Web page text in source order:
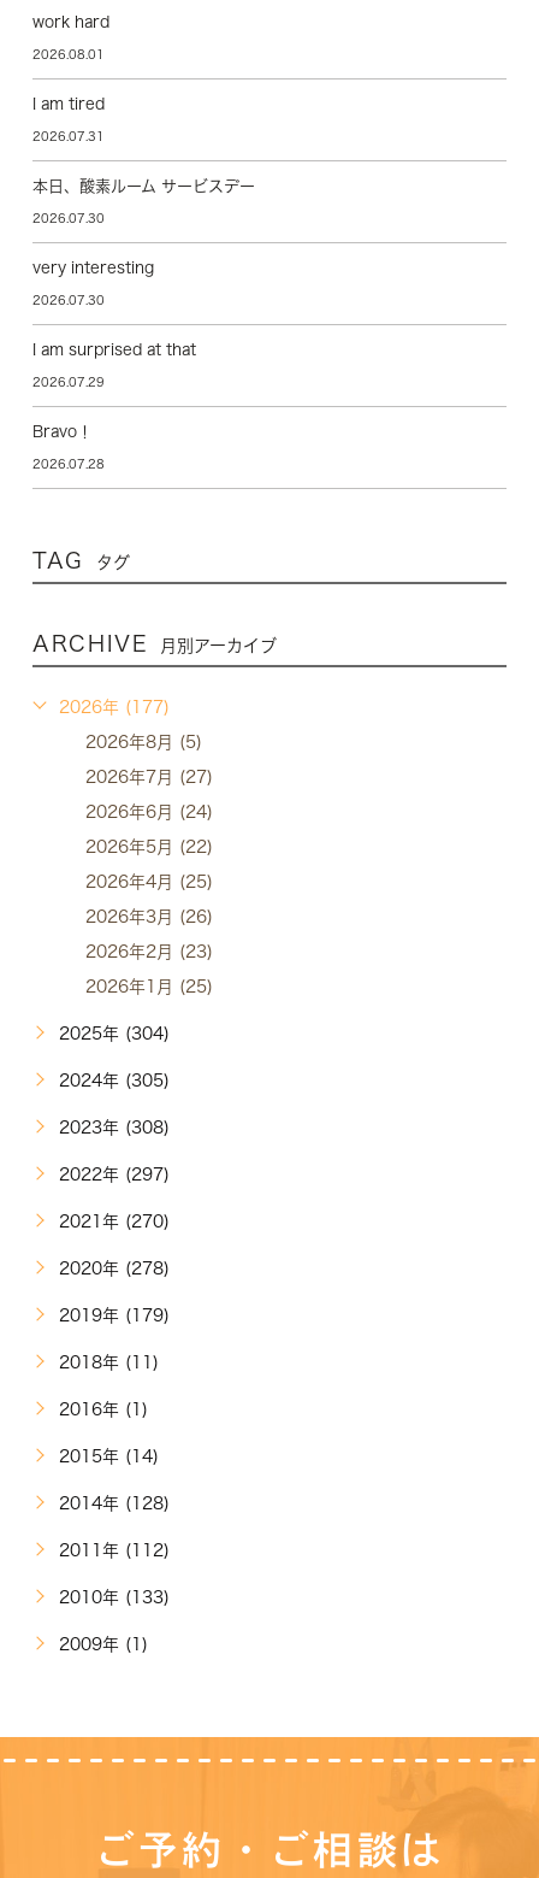
work hard
2026.08.01
I am tired
2026.07.31
本日、酸素ルーム サービスデー
2026.07.30
very interesting
2026.07.30
I am surprised at that
2026.07.29
Bravo！
2026.07.28
TAG タグ
ARCHIVE 月別アーカイブ
2026年 (177)
2026年8月 (5)
2026年7月 (27)
2026年6月 (24)
2026年5月 (22)
2026年4月 (25)
2026年3月 (26)
2026年2月 (23)
2026年1月 (25)
2025年 (304)
2024年 (305)
2023年 (308)
2022年 (297)
2021年 (270)
2020年 (278)
2019年 (179)
2018年 (11)
2016年 (1)
2015年 (14)
2014年 (128)
2011年 (112)
2010年 (133)
2009年 (1)
ご予約・ご相談は